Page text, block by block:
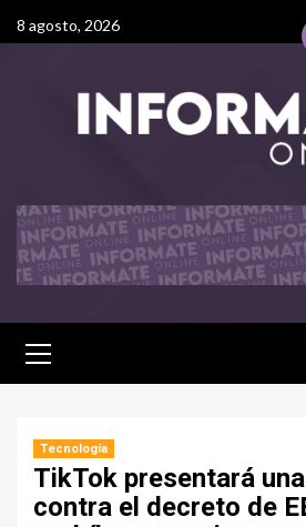
8 agosto, 2026
Tecnología
TikTok presentará
contra el decreto de